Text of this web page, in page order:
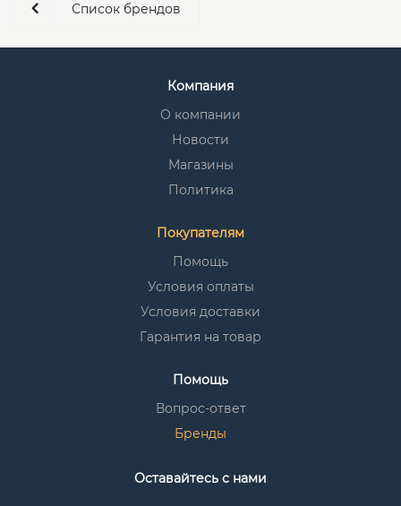
Список брендов
Компания
О компании
Новости
Магазины
Политика
Покупателям
Помощь
Условия оплаты
Условия доставки
Гарантия на товар
Помощь
Вопрос-ответ
Бренды
Оставайтесь с нами